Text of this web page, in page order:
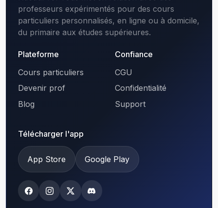
professeurs expérimentés pour des cours
particuliers personnalisés, en ligne ou à domicile,
du primaire aux études supérieures.
Plateforme
Cours particuliers
Devenir prof
Blog
Confiance
CGU
Confidentialité
Support
Télécharger l'app
App Store Google Play